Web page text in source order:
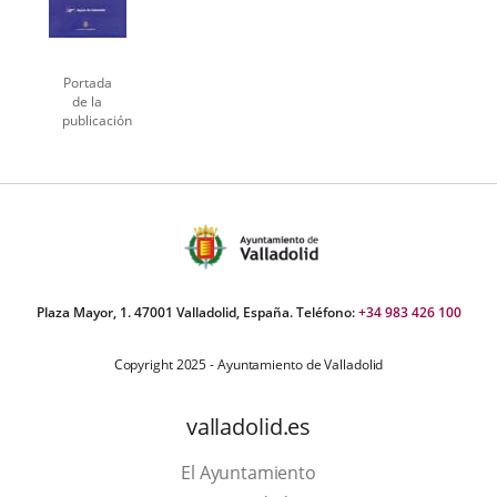
Portada
de la
publicación
Plaza Mayor, 1. 47001 Valladolid, España. Teléfono:+34 983 426 100
Copyright 2025 - Ayuntamiento de Valladolid
valladolid.es
El Ayuntamiento